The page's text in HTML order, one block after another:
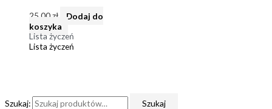
Szukaj: Szukaj
25,00zł
Dodaj do
koszyka
Lista życzeń
Lista życzeń